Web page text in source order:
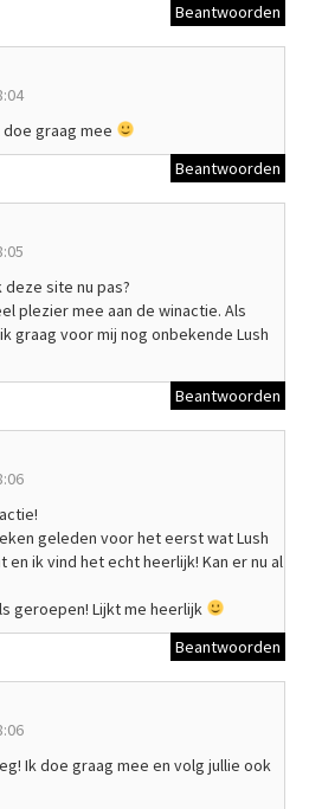
Beantwoorden
graag mee
Beantwoorden
site nu pas?
plezier mee aan de winactie. Als
graag voor mij nog onbekende Lush
Beantwoorden
geleden voor het eerst wat Lush
ik vind het echt heerlijk! Kan er nu al
geroepen! Lijkt me heerlijk
Beantwoorden
Ik doe graag mee en volg jullie ook